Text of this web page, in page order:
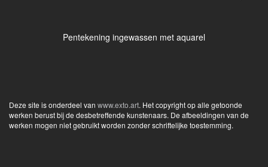
Pentekening ingewassen met aquarel
Deze site is onderdeel van www.exto.art. Het copyright op alle getoonde
werken berust bij de desbetreffende kunstenaars. De afbeeldingen van de
werken mogen niet gebruikt worden zonder schriftelijke toestemming.